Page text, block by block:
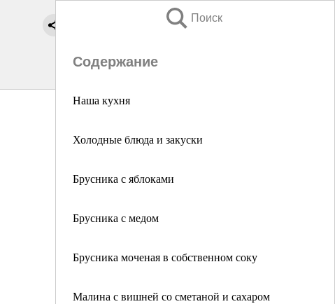
Поиск
Содержание
Наша кухня
Холодные блюда и закуски
Брусника с яблоками
Брусника с медом
Брусника моченая в собственном соку
Малина с вишней со сметаной и сахаром